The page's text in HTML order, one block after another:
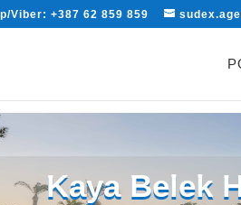
Viber: +387 62 859 859
Kaya Belek